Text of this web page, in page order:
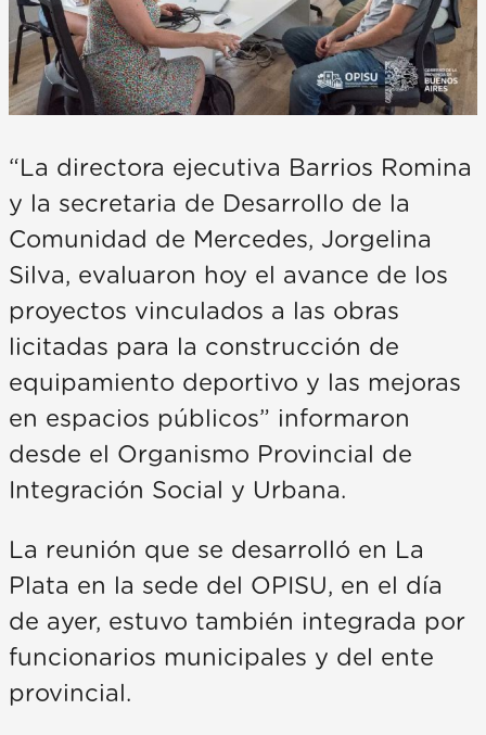
“La directora ejecutiva Barrios Romina
y la secretaria de Desarrollo de la
Comunidad de Mercedes, Jorgelina
Silva, evaluaron hoy el avance de los
proyectos vinculados a las obras
licitadas para la construcción de
equipamiento deportivo y las mejoras
en espacios públicos” informaron
desde el Organismo Provincial de
Integración Social y Urbana.
La reunión que se desarrolló en La
Plata en la sede del OPISU, en el día
de ayer, estuvo también integrada por
funcionarios municipales y del ente
provincial.